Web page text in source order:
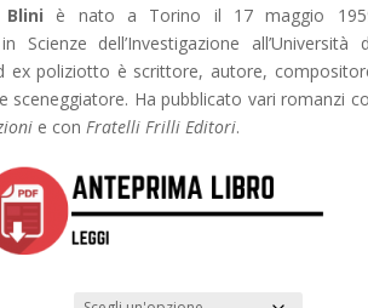
è nato a Torino il 17 maggio
Scienze dell’Investigazione all’Università
ex poliziotto è scrittore, autore,
sceneggiatore. Ha pubblicato vari romanzi
e con Fratelli Frilli Editori.